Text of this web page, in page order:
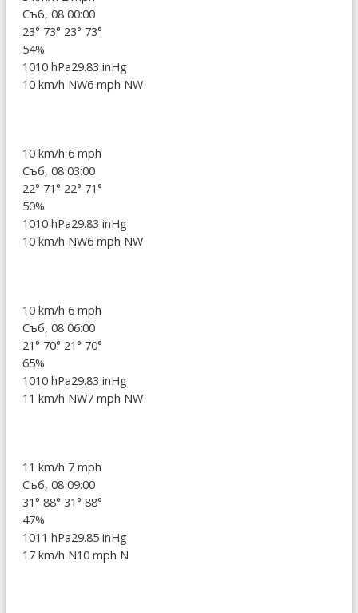
Съб, 08 00:00
23° 73° 23° 73°
54%
1010 hPa29.83 inHg
10 km/h NW6 mph NW
10 km/h 6 mph
Съб, 08 03:00
22° 71° 22° 71°
50%
1010 hPa29.83 inHg
10 km/h NW6 mph NW
10 km/h 6 mph
Съб, 08 06:00
21° 70° 21° 70°
65%
1010 hPa29.83 inHg
11 km/h NW7 mph NW
11 km/h 7 mph
Съб, 08 09:00
31° 88° 31° 88°
47%
1011 hPa29.85 inHg
17 km/h N10 mph N